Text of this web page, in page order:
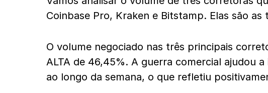
Coinbase Pro, Kraken e Bitstamp. Elas são
O volume negociado nas três principais
ALTA de 46,45%. A guerra comercial ajudou
ao longo da semana, o que refletiu